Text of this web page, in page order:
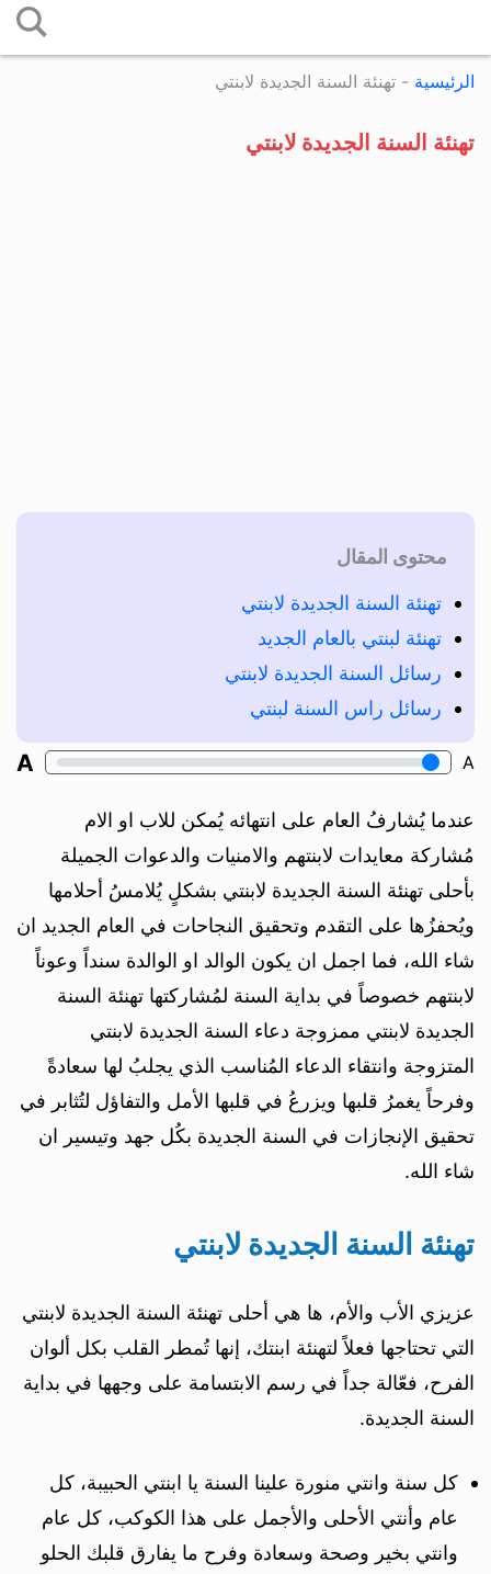
إلى
المحتوى
الرئيسية - تهنئة السنة الجديدة لابنتي
تهنئة السنة الجديدة لابنتي
محتوى المقال
تهنئة السنة الجديدة لابنتي
تهنئة لبنتي بالعام الجديد
رسائل السنة الجديدة لابنتي
رسائل راس السنة لبنتي
A
A
عندما يُشارفُ العام على انتهائه يُمكن للاب او الام
مُشاركة معايدات لابنتهم والامنيات والدعوات الجميلة
بأحلى تهنئة السنة الجديدة لابنتي بشكلٍ يُلامسُ أحلامها
ويُحفزُها على التقدم وتحقيق النجاحات في العام الجديد ان
شاء الله، فما اجمل ان يكون الوالد او الوالدة سنداً وعوناً
لابنتهم خصوصاً في بداية السنة لمُشاركتها تهنئة السنة
الجديدة لابنتي ممزوجة دعاء السنة الجديدة لابنتي
المتزوجة وانتقاء الدعاء المُناسب الذي يجلبُ لها سعادةً
وفرحاً يغمرُ قلبها ويزرعُ في قلبها الأمل والتفاؤل لتُثابر في
تحقيق الإنجازات في السنة الجديدة بكُل جهد وتيسير ان
شاء الله.
تهنئة السنة الجديدة لابنتي
عزيزي الأب والأم، ها هي أحلى تهنئة السنة الجديدة لابنتي
التي تحتاجها فعلاً لتهنئة ابنتك، إنها تُمطر القلب بكل ألوان
الفرح، فعّالة جداً في رسم الابتسامة على وجهها في بداية
السنة الجديدة.
كل سنة وانتي منورة علينا السنة يا ابنتي الحبيبة، كل
عام وأنتي الأحلى والأجمل على هذا الكوكب، كل عام
وانتي بخير وصحة وسعادة وفرح ما يفارق قلبك الحلو